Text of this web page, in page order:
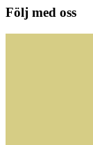
Följ med oss